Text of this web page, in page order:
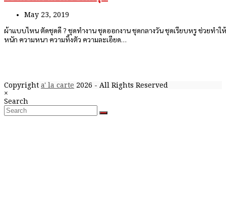
May 23, 2019
ผ้าแบบไหน ตัดชุดดี ? ชุดทำงาน ชุดออกงาน ชุดกลางวัน ชุดเรียบหรู ช่วยทำใ
หนัก ความหนา ความทิ้งตัว ความละเอียด…
Copyright a' la carte 2026 - All Rights Reserved
Back
To
×
search
Search
Search
Submit